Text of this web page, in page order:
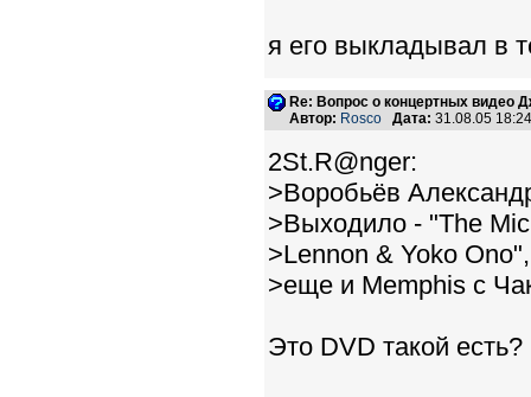
я его выкладывал в
Re: Вопрос о концертных видео
Автор: Rosco Дата: 31.08.05
2St.R@nger:
>Воробьёв
>Выходило - "The
>Lennon & Yoko
>еще и Memphis с
Это DVD такой есть?